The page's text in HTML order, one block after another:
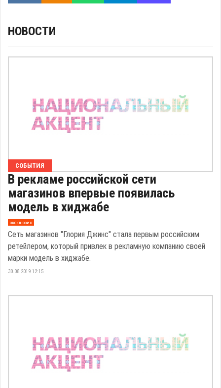
НОВОСТИ
СОБЫТИЯ
В рекламе российской сети
магазинов впервые появилась
модель в хиджабе
эксклюзив
Сеть магазинов "Глория Джинс" стала первым российским
ретейлером, который привлек в рекламную компанию своей
марки модель в хиджабе.
30.08.2019 12:15